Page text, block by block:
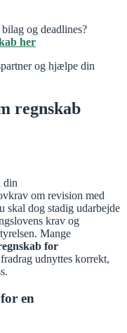
og deadlines?
her
og hjælpe din
regnskab
din
om revision med
dog stadig udarbejde
krav og
Mange
for
udnyttes korrekt,
en